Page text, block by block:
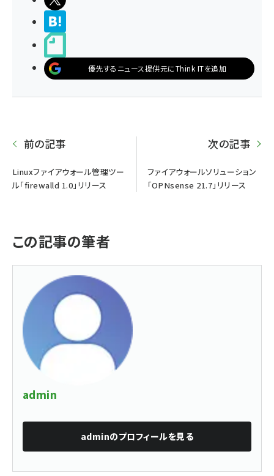
優先するニュース提供元にThink ITを追加
前の記事
Linuxファイアウォール管理ツー
ル「firewalld 1.0」リリース
次の記事
ファイアウォールソリューション
「OPNsense 21.7」リリース
この記事の筆者
admin
adminのプロフィールを見る